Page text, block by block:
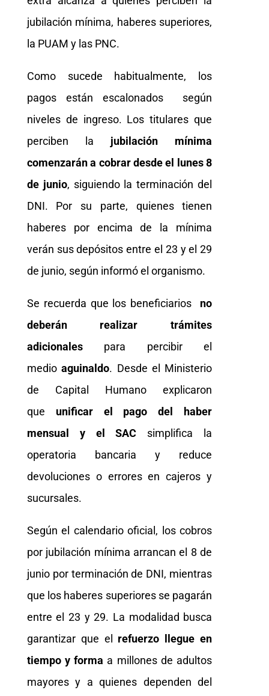
jubilación mínima, haberes superiores,
la PUAM y las PNC.
Como sucede habitualmente, los
pagos están escalonados según
niveles de ingreso. Los titulares que
perciben la jubilación mínima
comenzarán a cobrar desde el lunes 8
de junio, siguiendo la terminación del
DNI. Por su parte, quienes tienen
haberes por encima de la mínima
verán sus depósitos entre el 23 y el 29
de junio, según informó el organismo.
Se recuerda que los beneficiarios no
deberán realizar trámites
adicionalespara percibir el
medioaguinaldo. Desde el Ministerio
de Capital Humano explicaron
que unificar el pago del haber
mensual y el SAC simplifica la
operatoria bancaria y reduce
devoluciones o errores en cajeros y
sucursales.
Según el calendario oficial, los cobros
por jubilación mínima arrancan el 8 de
junio por terminación de DNI, mientras
que los haberes superiores se pagarán
entre el 23 y 29. La modalidad busca
garantizar que el refuerzo llegue en
tiempo y forma a millones de adultos
mayores y a quienes dependen del